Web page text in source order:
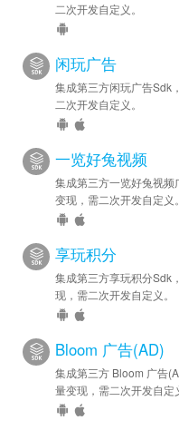
二次开发自定义。
闲玩广告
集成第三方闲玩广告Sdk
二次开发自定义。
一览好兔视频
集成第三方一览好兔视
变现，需二次开发自定义。
享玩积分
集成第三方享玩积分Sdk
现，需二次开发自定义。
Bloom 广告(AD)
集成第三方 Bloom 广告
量变现，需二次开发自定